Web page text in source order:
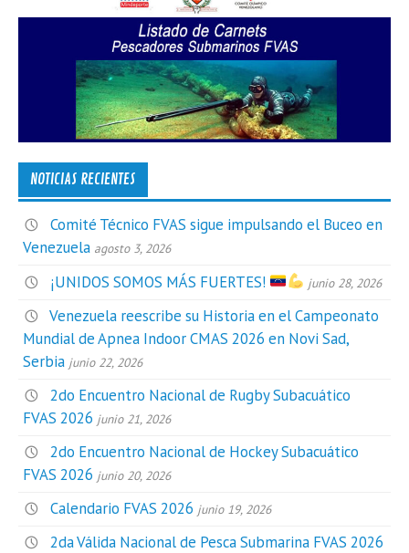
NOTICIAS RECIENTES
Comité Técnico FVAS sigue impulsando el Buceo en
Venezuela agosto 3, 2026
¡UNIDOS SOMOS MÁS FUERTES! junio 28, 2026
Venezuela reescribe su Historia en el Campeonato
Mundial de Apnea Indoor CMAS 2026 en Novi Sad,
Serbia junio 22, 2026
2do Encuentro Nacional de Rugby Subacuático
FVAS 2026 junio 21, 2026
2do Encuentro Nacional de Hockey Subacuático
FVAS 2026 junio 20, 2026
Calendario FVAS 2026 junio 19, 2026
2da Válida Nacional de Pesca Submarina FVAS 2026